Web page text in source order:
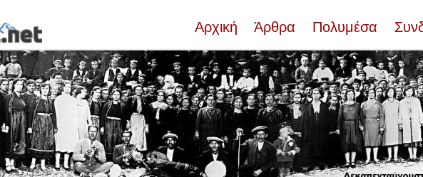
Αρχική Άρθρα Πολυμέσα